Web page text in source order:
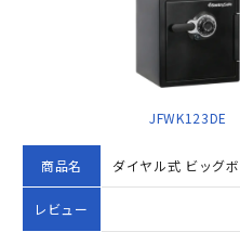
商品名
レビュー
JFWK123DE